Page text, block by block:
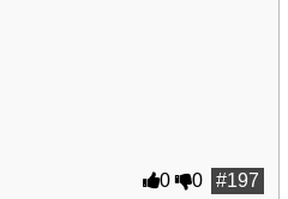
#197
0 0